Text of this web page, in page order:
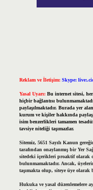
Reklam ve İletişim: Skype:
Yasal Uyarı: Bu internet sitesi,
hiçbir bağlantısı
paylaşılmaktadır. Burada yer
kurum ve kişiler hakkında
isim benzerlikleri tamamen
tavsiye niteliği taşımazlar.
Sitemiz, 5651 Sayılı Kanun
tarafından onaylanmış bir Yer
sitedeki içerikleri proaktif olarak
bulunmamaktadır. Ancak,
taşımakta olup, siteye üye
Hukuka ve yasal düzenlemelere